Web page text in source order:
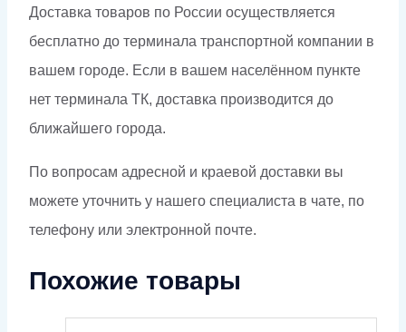
Доставка товаров по России осуществляется
бесплатно до терминала транспортной компании в
вашем городе. Если в вашем населённом пункте
нет терминала ТК, доставка производится до
ближайшего города.
По вопросам адресной и краевой доставки вы
можете уточнить у нашего специалиста в чате, по
телефону или электронной почте.
Похожие товары